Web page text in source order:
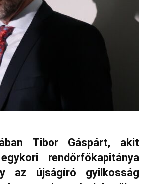
Tibor Gáspárt, akit
rendőrfőkapitánya
az újságíró gyilkosság